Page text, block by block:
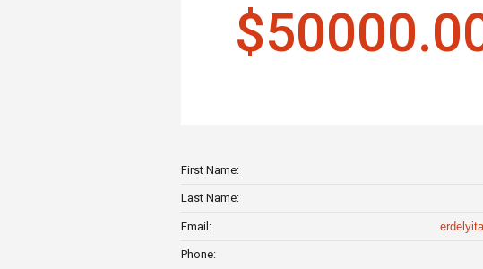
First Name:
Last Name:
Email:
Phone: